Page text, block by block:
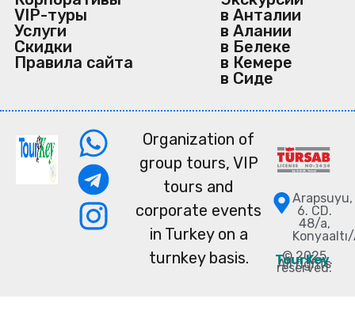
Organization of
group tours, VIP
tours and
corporate events
in Turkey on a
turnkey basis.
Arapsuyu,
6. CD.
48/a,
© 2025
TourKey.
All rights
reserved.
в Анталии
в Алании
в Белеке
в Кемере
в Сиде
VIP-туры
Услуги
Скидки
Правила сайта